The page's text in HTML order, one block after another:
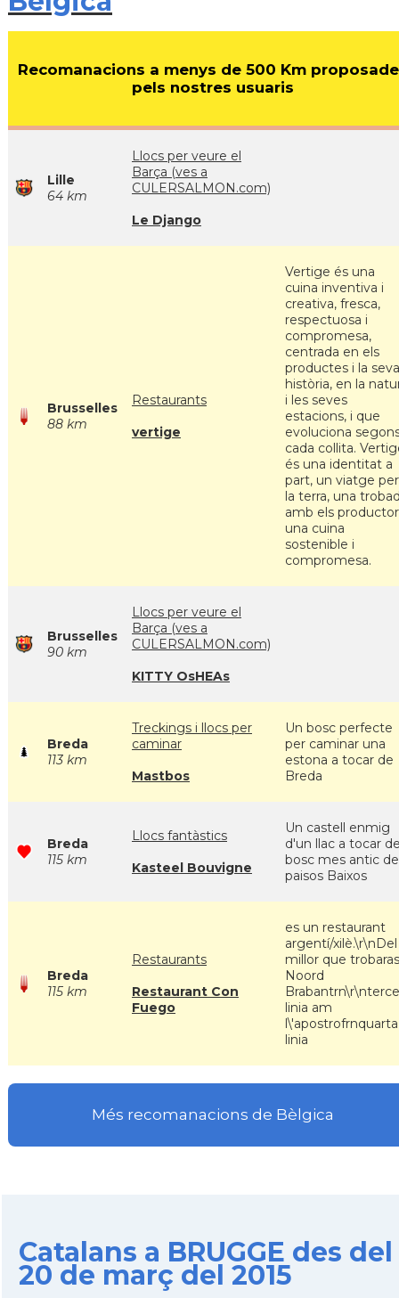
Recomanacions a menys de 500 Km
pels nostres usuaris
Lille
64 km
Llocs per veure el
Barça (ves a
CULERSALMON.com)
Le Django
Brusselles
88 km
Restaurants
vertige
Vertige és una
cuina inventiva i
creativa, fresca,
respectuosa i
compromesa,
centrada en els
productes i la seva
història, en la
i les seves
estacions, i que
evoluciona
cada collita.
és una identitat a
part, un viatge per
la terra, una
amb els
una cuina
sostenible i
compromesa.
Brusselles
90 km
Llocs per veure el
Barça (ves a
CULERSALMON.com)
KITTY OsHEAs
Breda
113 km
Treckings i llocs per
caminar
Mastbos
Un bosc perfecte
per caminar una
estona a tocar de
Breda
Breda
115 km
Llocs fantàstics
Kasteel Bouvigne
Un castell enmig
d'un llac a tocar
bosc mes antic
paisos Baixos
Breda
115 km
Restaurants
Restaurant Con
Fuego
es un restaurant
argentí/xilè.\r\nDel
millor que
Noord
linia am
l\'apostrofrnquarta
linia
Més recomanacions de Bèlgica
Catalans a BRUGGE des del
20 de març del 2015